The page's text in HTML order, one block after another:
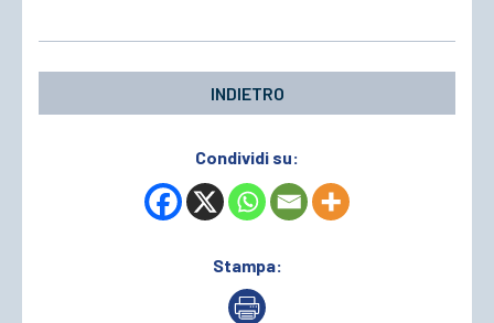
INDIETRO
Condividi su:
Stampa: